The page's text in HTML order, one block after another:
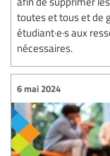
toutes et tous et de
étudiant·e·s aux
nécessaires.
6 mai 2024